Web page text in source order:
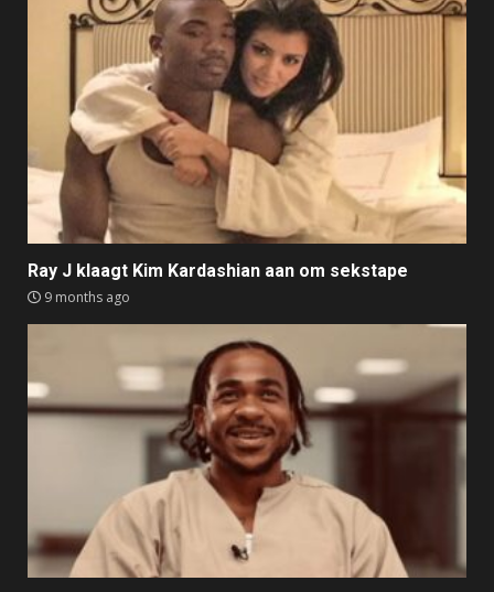
Ray J klaagt Kim Kardashian aan om sekstape
9 months ago